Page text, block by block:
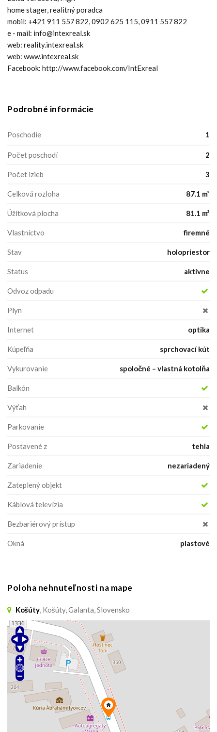
home stager, realitný poradca
mobil: +421 911 557 822, 0902 625 115, 0911 557 822
e - mail: info@intexreal.sk
web: reality.intexreal.sk
web: www.intexreal.sk
Facebook: http://www.facebook.com/IntExreal
Podrobné informácie
Poschodie 1
Počet poschodí 2
Počet izieb 3
Celková rozloha 87.1 m²
Úžitková plocha 81.1 m²
Vlastníctvo firemné
Stav holopriestor
Status aktívne
Odvoz odpadu
Plyn
Internet optika
Kúpeľňa sprchovací kút
Vykurovanie spoločné – vlastná kotolňa
Balkón
Výťah
Parkovanie
Postavené z tehla
Zariadenie nezariadený
Zateplený objekt
Káblová televízia
Bezbariérový prístup
Okná plastové
Poloha nehnuteľnosti na mape
Košúty, Košúty, Galanta, Slovensko